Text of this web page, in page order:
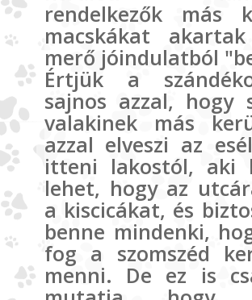
rendelkezők más
macskákat
merő jóindulatból
Értjük a
sajnos azzal, hogy
valakinek más
azzal elveszi az
itteni lakostól, aki
lehet, hogy az
a kiscicákat, és
benne mindenki,
fog a szomszéd
menni. De ez is